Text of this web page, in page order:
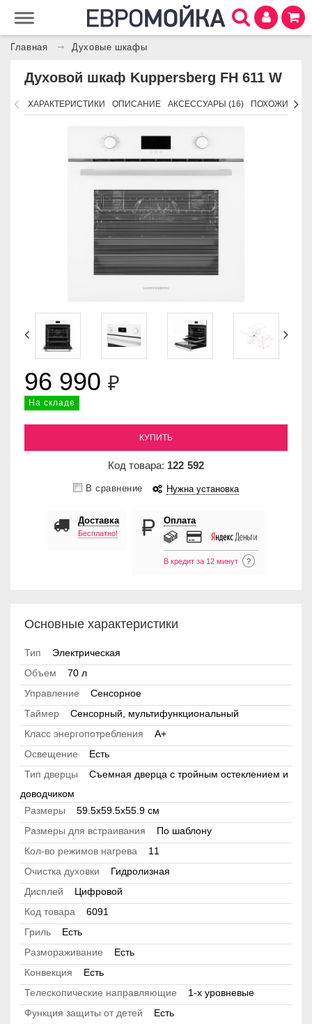
Главная Духовые шкафы
Духовой шкаф Kuppersberg FH 611 W
ХАРАКТЕРИСТИКИ ОПИСАНИЕ АКСЕССУАРЫ (16) ПОХОЖИЕ
96 990 ₽
На складе
КУПИТЬ
Код товара: 122 592
В сравнение Нужна установка
Доставка
Бесплатно!
Оплата
В кредит за 12 минут ?
Основные характеристики
Тип
Электрическая
Объем
70 л
Управление
Сенсорное
Таймер
Сенсорный, мультифункциональный
Класс энергопотребления
А+
Освещение
Есть
Тип дверцы
Съемная дверца с тройным остеклением и
доводчиком
Размеры
59.5х59.5х55.9 см
Размеры для встраивания
По шаблону
Кол-во режимов нагрева
11
Очистка духовки
Гидролизная
Дисплей
Цифровой
Код товара
6091
Гриль
Есть
Размораживание
Есть
Конвекция
Есть
Телескопические направляющие
1-х уровневые
Функция защиты от детей
Есть